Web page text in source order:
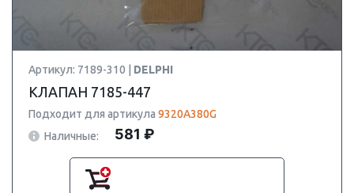
Артикул: 7189-310 | DELPHI
КЛАПАН 7185-447
Подходит для артикула 9320A380G
Наличные:
581 ₽